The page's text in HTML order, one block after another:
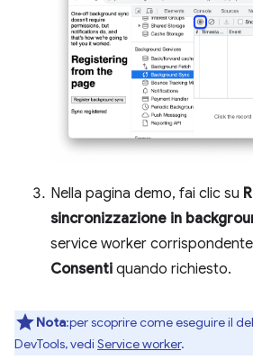
Nella pagina demo, fai clic su
sincronizzazione in
service worker
Consenti quando richiesto.
Nota:per scoprire come eseguire il
DevTools, vedi Service worker.